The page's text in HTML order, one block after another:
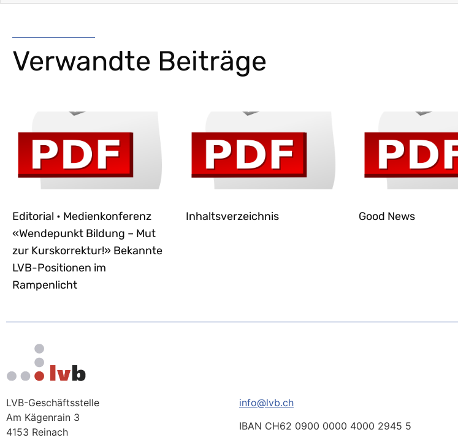
Verwandte Beiträge
Editorial • Medienkonferenz
«Wendepunkt Bildung – Mut
zur Kurskorrektur!» Bekannte
LVB-Positionen im
Rampenlicht
Inhaltsverzeichnis Good News
LVB-Geschäftsstelle
Am Kägenrain 3
4153 Reinach
info@lvb.ch
IBAN CH62 0900 0000 4000 2945 5